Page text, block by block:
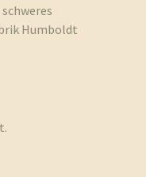
Humboldt